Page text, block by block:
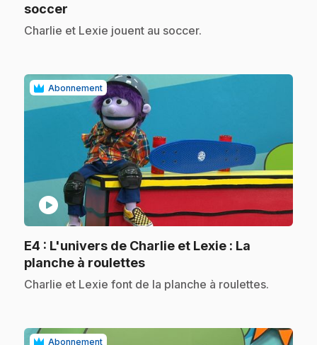
soccer
.Charlie et Lexie jouent au soccer.
Abonnement
play_circle
E4 : L'univers de Charlie et Lexie : La
planche à roulettes.
.Charlie et Lexie font de la planche à roulettes.
Abonnement